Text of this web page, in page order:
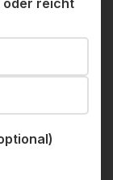
oder reicht